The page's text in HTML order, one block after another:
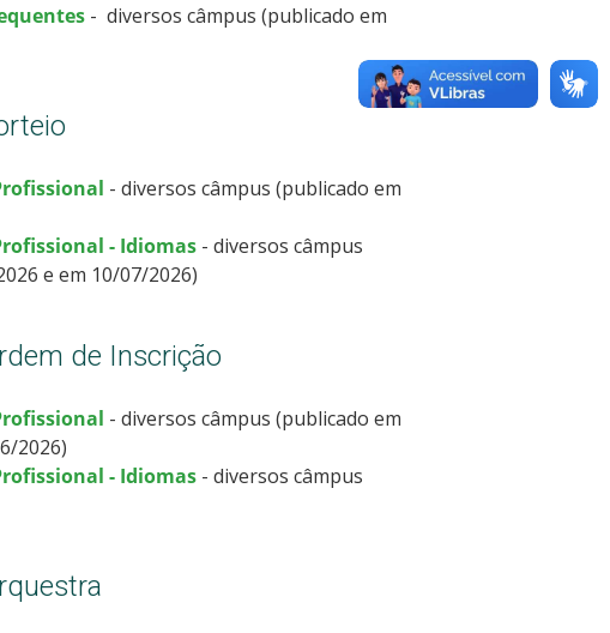
- diversos câmpus (publicado em
- diversos câmpus (publicado em
- Idiomas- diversos câmpus
e em 10/07/2026)
de Inscrição
- diversos câmpus (publicado em
2026)
- Idiomas- diversos câmpus